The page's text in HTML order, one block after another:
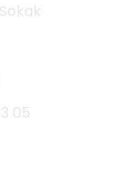
05